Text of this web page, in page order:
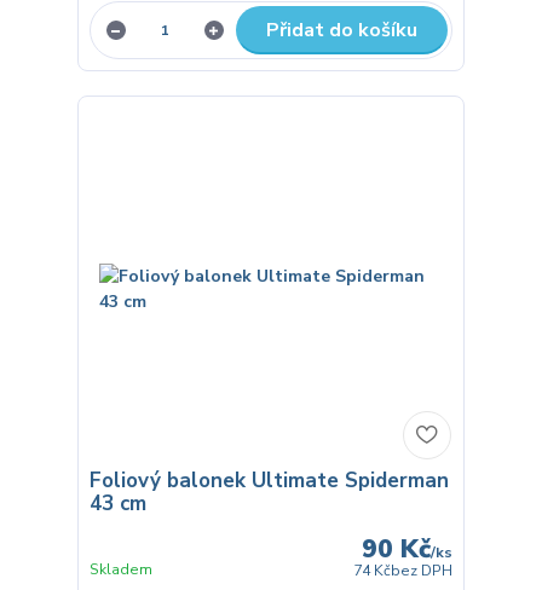
Přidat do košíku
Foliový balonek Ultimate Spiderman
43 cm
90 Kč/ks
74 Kčbez DPH
Skladem